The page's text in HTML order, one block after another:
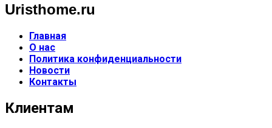
Uristhome.ru
Главная
О нас
Политика конфиденциальности
Новости
Контакты
Клиентам